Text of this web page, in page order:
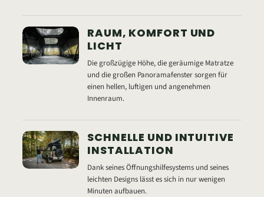
RAUM, KOMFORT UND
LICHT
Die großzügige Höhe, die geräumige Matratze
und die großen Panoramafenster sorgen für
einen hellen, luftigen und angenehmen
Innenraum.
SCHNELLE UND INTUITIVE
INSTALLATION
Dank seines Öffnungshilfesystems und seines
leichten Designs lässt es sich in nur wenigen
Minuten aufbauen.